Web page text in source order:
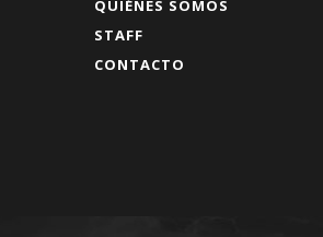
QUIÉNES SOMOS
STAFF
CONTACTO